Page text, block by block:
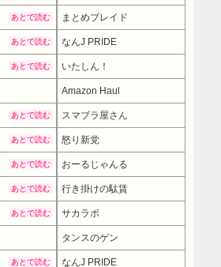
あとで読む まとめブレイド
あとで読む なんJ PRIDE
あとで読む いたしん！
Amazon Haul
あとで読む スマブラ屋さん
あとで読む 怒り新党
あとで読む おーるじゃんる
あとで読む 行き掛けの駄賃
あとで読む サカラボ
タンスのゲン
あとで読む なんJ PRIDE